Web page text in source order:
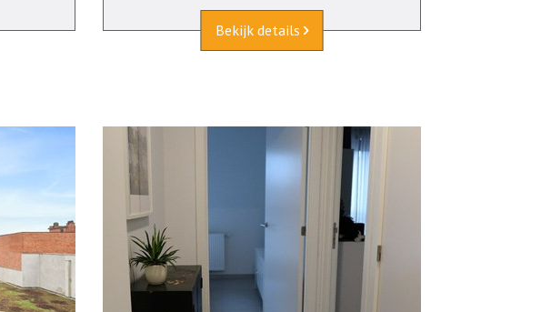
Bekijk details